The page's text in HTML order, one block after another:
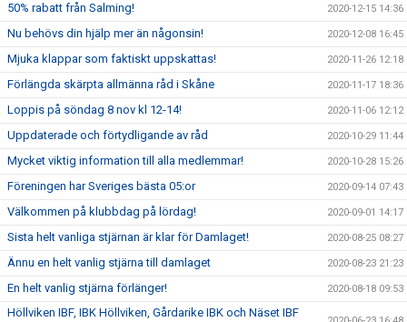
50% rabatt från Salming! 2020-12-15 14:36
Nu behövs din hjälp mer än någonsin! 2020-12-08 16:45
Mjuka klappar som faktiskt uppskattas! 2020-11-26 12:18
Förlängda skärpta allmänna råd i Skåne 2020-11-17 18:36
Loppis på söndag 8 nov kl 12-14! 2020-11-06 12:12
Uppdaterade och förtydligande av råd 2020-10-29 11:44
Mycket viktig information till alla medlemmar! 2020-10-28 15:26
Föreningen har Sveriges bästa 05:or 2020-09-14 07:43
Välkommen på klubbdag på lördag! 2020-09-01 14:17
Sista helt vanliga stjärnan är klar för Damlaget! 2020-08-25 08:27
Ännu en helt vanlig stjärna till damlaget 2020-08-23 21:23
En helt vanlig stjärna förlänger! 2020-08-18 09:53
Höllviken IBF, IBK Höllviken, Gårdarike IBK och Näset IBF